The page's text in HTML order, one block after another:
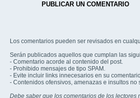
PUBLICAR UN COMENTARIO
Los comentarios pueden ser revisados en
Serán publicados aquellos que cumplan las
- Comentario acorde al contenido del post.
- Prohibido mensajes de tipo SPAM.
- Evite incluir links innecesarios en su
- Contenidos ofensivos, amenazas e insultos no
Debe saber que los comentarios de los lectores